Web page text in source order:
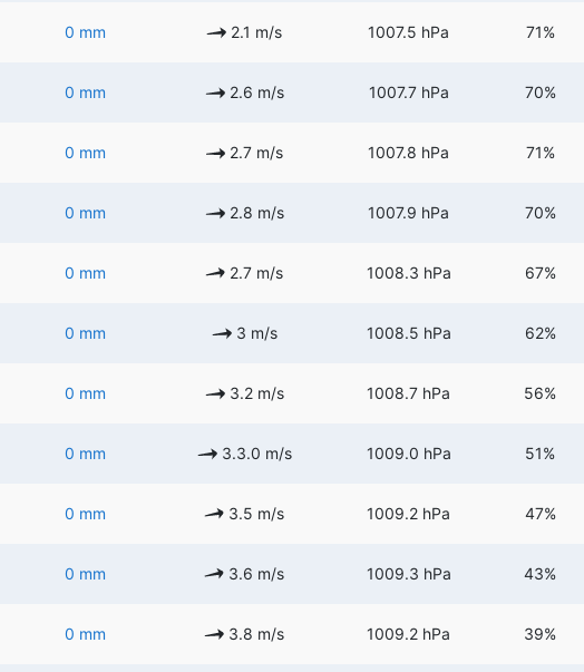
0 mm 2.1 m/s 1007.5 hPa 71%
0 mm 2.6 m/s 1007.7 hPa 70%
0 mm 2.7 m/s 1007.8 hPa 71%
0 mm 2.8 m/s 1007.9 hPa 70%
0 mm 2.7 m/s 1008.3 hPa 67%
0 mm 3 m/s 1008.5 hPa 62%
0 mm 3.2 m/s 1008.7 hPa 56%
0 mm 3.3.0 m/s 1009.0 hPa 51%
0 mm 3.5 m/s 1009.2 hPa 47%
0 mm 3.6 m/s 1009.3 hPa 43%
0 mm 3.8 m/s 1009.2 hPa 39%